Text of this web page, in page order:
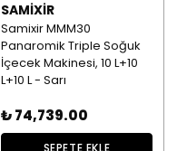
SAMIXIR
Samixir MMM30
Panaromik Triple Soğuk
İçecek Makinesi, 10 L+10
L+10 L - Sarı
₺ 74,739.00